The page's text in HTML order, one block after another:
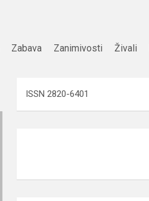
Zabava Zanimivosti Živali
ISSN 2820-6401